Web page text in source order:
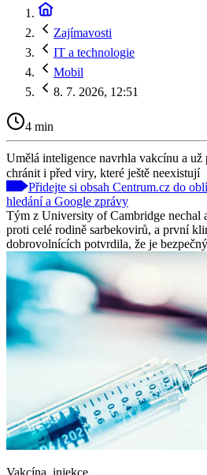
Zajímavosti
IT a technologie
Mobil
8. 7. 2026, 12:51
4 min
Umělá inteligence navrhla vakcínu a už
chránit i před viry, které ještě neexistují
Přidejte si obsah Centrum.cz do
hledání a Google zprávy
Tým z University of Cambridge nechal
proti celé rodině sarbekovirů, a první
dobrovolnících potvrdila, že je
Vakcína, injekce